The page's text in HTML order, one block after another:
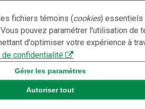
fichiers témoins (cookies) essentiels
pouvez paramétrer l'utilisation de
d'optimiser votre expérience à
confidentialité
Gérer les paramètres
Autoriser tout